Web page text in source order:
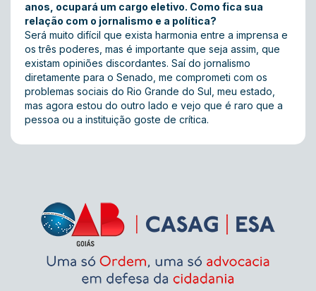
anos, ocupará um cargo eletivo. Como fica sua
relação com o jornalismo e a política?
Será muito difícil que exista harmonia entre a imprensa e
os três poderes, mas é importante que seja assim, que
existam opiniões discordantes. Saí do jornalismo
diretamente para o Senado, me comprometi com os
problemas sociais do Rio Grande do Sul, meu estado,
mas agora estou do outro lado e vejo que é raro que a
pessoa ou a instituição goste de crítica.